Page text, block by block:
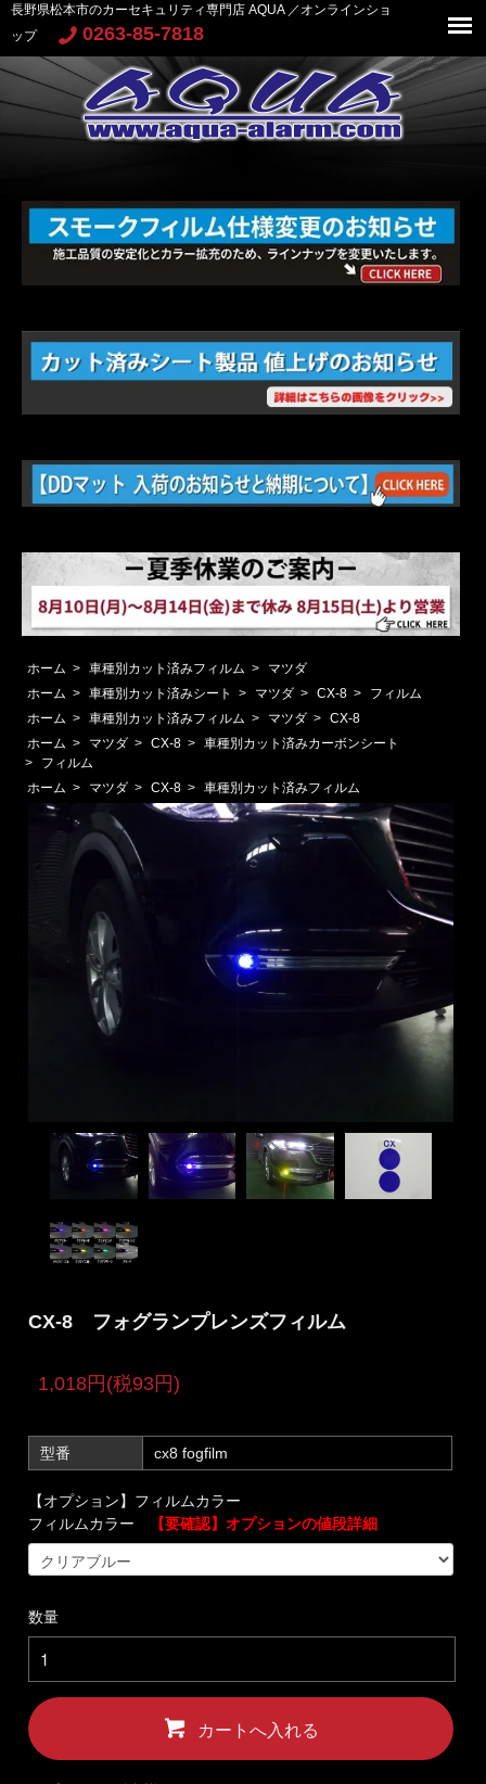
長野県松本市のカーセキュリティ専門店 AQUA ／オンラインショ
ップ
0263-85-7818
ホーム > 車種別カット済みフィルム >
マツダ
ホーム > 車種別カット済みシート > マツダ > CX-8 >
フィルム
ホーム > 車種別カット済みフィルム > マツダ > CX-8
ホーム > マツダ > CX-8 > 車種別カット済みカーボンシート
>
フィルム
ホーム > マツダ > CX-8 > 車種別カット済みフィルム
CX-8 フォグランプレンズフィルム
1,018円(税93円)
型番 cx8 fogfilm
【オプション】フィルムカラー
フィルムカラー
【要確認】オプションの値段詳細
数量
カートへ入れる